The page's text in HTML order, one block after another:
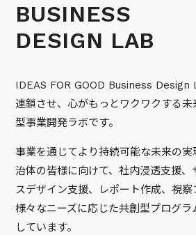
BUSINESS
DESIGN LAB
IDEAS FOR GOOD Business Design
連鎖させ、心がもっとワクワクする未
型事業開発ラボです。
事業を通じてより持続可能な未来の実
治体の皆様に向けて、社内浸透支援、
スデザイン支援、レポート作成、視察
様々なニーズに応じた共創型プログ
しています。